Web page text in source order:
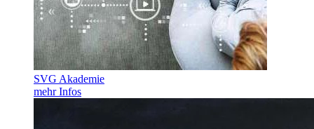
SVG Akademie
mehr Infos